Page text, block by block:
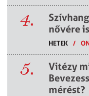
4.
nővére
HETEK /
5.
Vitézy
mérést?